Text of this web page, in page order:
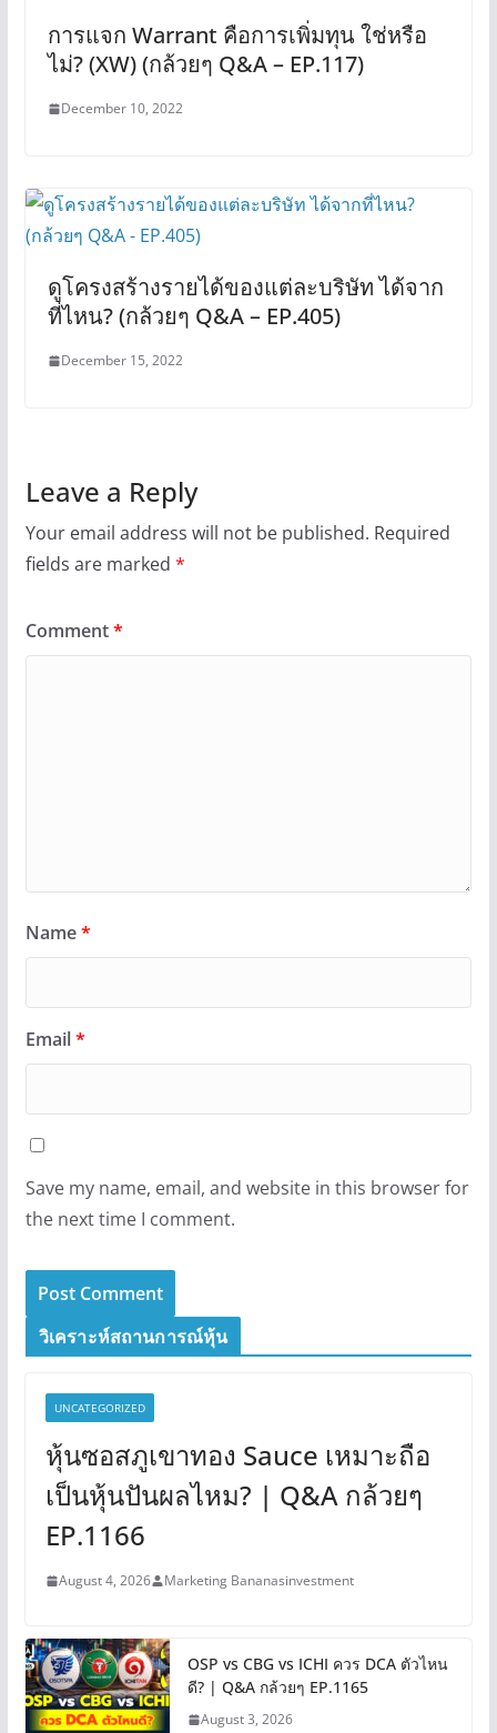
การแจก Warrant คือการเพิ่มทุน ใช่หรือ
ไม่? (XW) (กล้วยๆ Q&A – EP.117)
December 10, 2022
ดูโครงสร้างรายได้ของแต่ละบริษัท ได้จาก
ที่ไหน? (กล้วยๆ Q&A – EP.405)
December 15, 2022
Leave a Reply
Your email address will not be published. Required
fields are marked *
Comment*
Name*
Email*
Save my name, email, and website in this browser for
the next time I comment.
วิเคราะห์สถานการณ์หุ้น
UNCATEGORIZED
หุ้นซอสภูเขาทอง Sauce เหมาะถือ
เป็นหุ้นปันผลไหม? | Q&A กล้วยๆ
EP.1166
August 4, 2026 Marketing Bananasinvestment
OSP vs CBG vs ICHI ควร DCA ตัวไหน
ดี? | Q&A กล้วยๆ EP.1165
August 3, 2026